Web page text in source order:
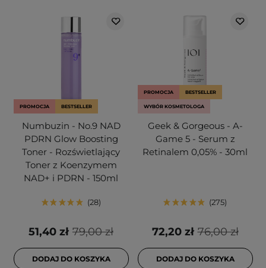
PROMOCJA BESTSELLER
Numbuzin - No.9 NAD
PDRN Glow Boosting
Toner - Rozświetlający
Toner z Koenzymem
NAD+ i PDRN - 150ml
28
79,00 zł
51,40 zł
DODAJ DO KOSZYKA
PROMOCJA BESTSELLER
WYBÓR KOSMETOLOGA
Geek & Gorgeous - A-
Game 5 - Serum z
Retinalem 0,05% - 30ml
275
76,00 zł
72,20 zł
DODAJ DO KOSZYKA